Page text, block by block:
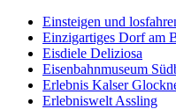
Einsteigen und
Einzigartiges Dorf am
Eisdiele Deliziosa
Eisenbahnmuseum
Erlebnis Kalser
Erlebniswelt Assling